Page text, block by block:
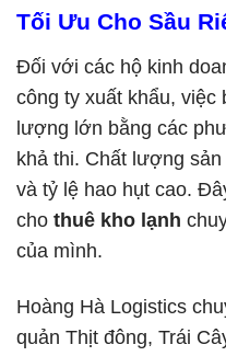
Tối Ưu Cho Sầu
Đối với các hộ kinh
công ty xuất khẩu, việc
lượng lớn bằng các
khả thi. Chất lượng
và tỷ lệ hao hụt cao.
cho thuê kho lạnh
của mình.
Hoàng Hà Logistics
quản Thịt đông, Trái